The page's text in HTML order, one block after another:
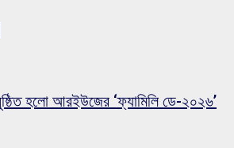
হলো আরইউজের ‘ফ্যামিলি ডে-২০২৬’